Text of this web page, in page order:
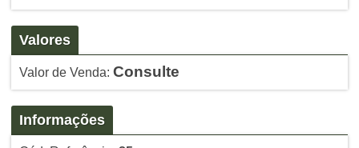
Valores
Valor de Venda: Consulte
Informações